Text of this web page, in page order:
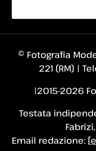
© Fotografia
221 (RM) |
|2015–2026
Testata
Email redazione: